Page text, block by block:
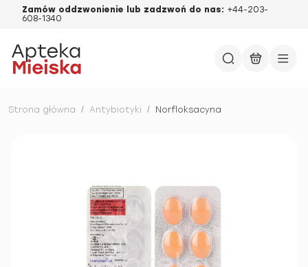
Zamów oddzwonienie lub zadzwoń do nas: +44-203-
608-1340
Strona główna / Antybiotyki / Norfloksacyna